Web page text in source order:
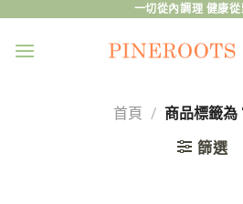
content
一切從內調理 健康
首頁 / 商品標籤為
篩選